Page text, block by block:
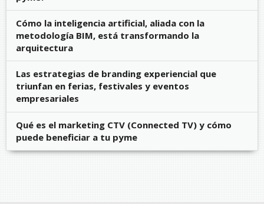
Cómo la inteligencia artificial, aliada con la
metodología BIM, está transformando la
arquitectura
Las estrategias de branding experiencial que
triunfan en ferias, festivales y eventos
empresariales
Qué es el marketing CTV (Connected TV) y cómo
puede beneficiar a tu pyme